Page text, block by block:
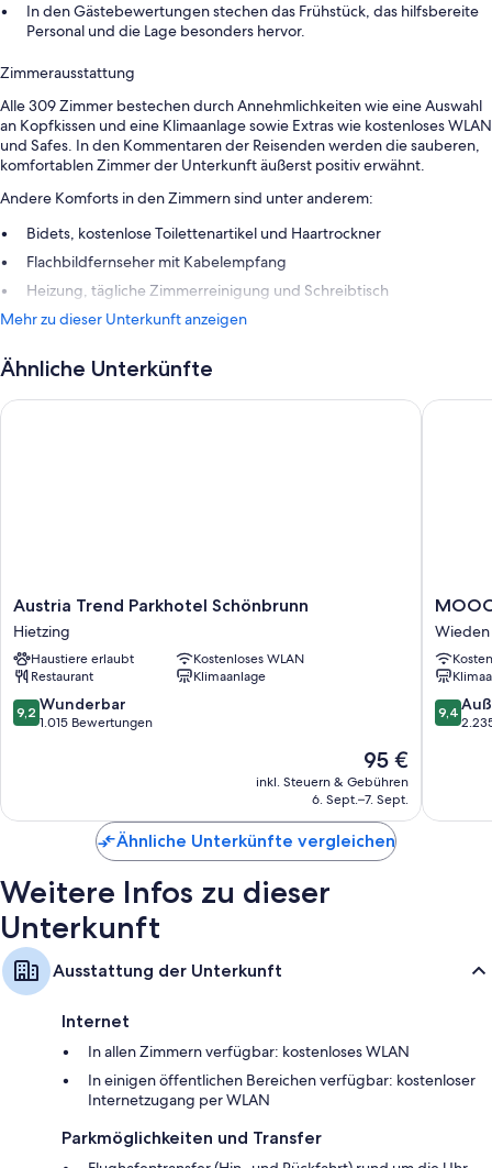
In den Gästebewertungen stechen das Frühstück, das hilfsbereite
Personal und die Lage besonders hervor.
Zimmerausstattung
Alle 309 Zimmer bestechen durch Annehmlichkeiten wie eine Auswahl
an Kopfkissen und eine Klimaanlage sowie Extras wie kostenloses WLAN
und Safes. In den Kommentaren der Reisenden werden die sauberen,
komfortablen Zimmer der Unterkunft äußerst positiv erwähnt.
Andere Komforts in den Zimmern sind unter anderem:
Bidets, kostenlose Toilettenartikel und Haartrockner
Flachbildfernseher mit Kabelempfang
Heizung, tägliche Zimmerreinigung und Schreibtisch
Mehr zu dieser Unterkunft anzeigen
Ähnliche Unterkünfte
Austria
Trend
Parkhotel
Schönbrunn
Hietzing
Austria Trend Parkhotel Schönbrunn
Hietzing
Haustiere erlaubt
Kostenloses WLAN
Restaurant
Klimaanlage
9.2
von
9,2 Wunderbar
1.015 Bewertungen
Der
Preis
beträgt
95 €
inkl. Steuern & Gebühren
6. Sept.–7. Sept.
Austria Trend Parkhotel Schönbrunn
Wieden
Wieden
9.4
von
9,4
Ähnliche Unterkünfte vergleichen
Weitere Infos zu dieser
Unterkunft
Ausstattung der Unterkunft
Internet
In allen Zimmern verfügbar: kostenloses WLAN
In einigen öffentlichen Bereichen verfügbar: kostenloser
Internetzugang per WLAN
Parkmöglichkeiten und Transfer